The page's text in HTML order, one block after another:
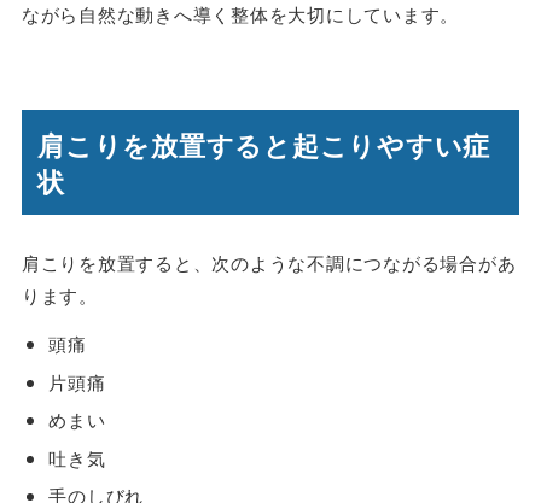
ながら自然な動きへ導く整体を大切にしています。
肩こりを放置すると起こりやすい症
状
肩こりを放置すると、次のような不調につながる場合があ
ります。
頭痛
片頭痛
めまい
吐き気
手のしびれ